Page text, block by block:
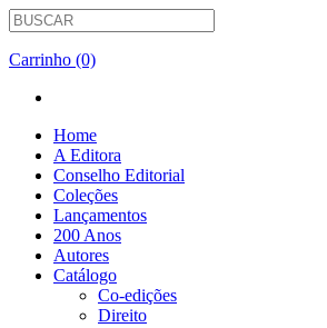
Carrinho (0)
Home
A Editora
Conselho Editorial
Coleções
Lançamentos
200 Anos
Autores
Catálogo
Co-edições
Direito